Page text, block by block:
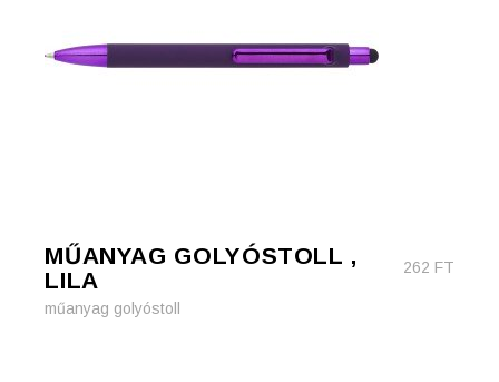
MŰANYAG GOLYÓSTOLL ,
LILA
262 FT
műanyag golyóstoll